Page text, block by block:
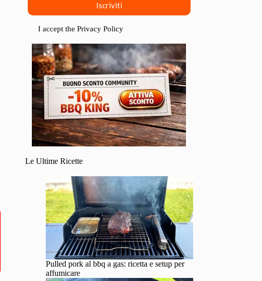
Iscriviti
I accept thePrivacy Policy
Le Ultime Ricette
Pulled pork al bbq a gas: ricetta e setup per
affumicare